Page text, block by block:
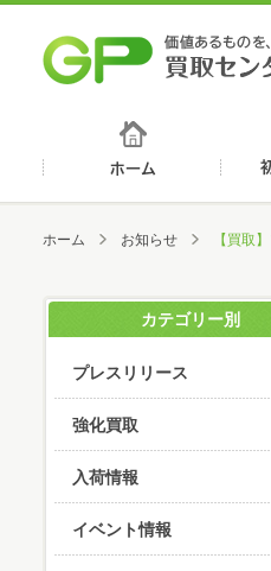
ホーム お知らせ 【買取
カテゴリー別
プレスリリース
強化買取
入荷情報
イベント情報